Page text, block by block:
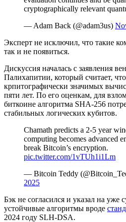
cryptographically relevant
— Adam Back (@adam3us)
Эксперт не исключил, что такие
так и не появиться.
Дискуссия началась с заявления
Палихапитии, который считает,
крпитографически значимых
пяти лет. По его оценкам, для
биткоине алгоритма SHA-256
стабильных логических кубитов.
Chamath predicts a 2-5 year
computing becomes advanced
break Bitcoin’s encryption.
pic.twitter.com/1vTUh1i1Lm
— Bitcoin Teddy
2025
Бэк не согласился и указал на
устойчивые алгоритмы вроде
2024 году SLH-DSA.